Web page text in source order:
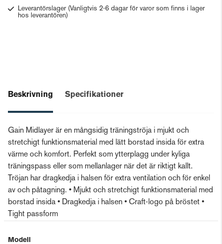
Leverantörslager (Vanligtvis 2-6 dagar för varor som finns i lager
hos leverantören)
Beskrivning Specifikationer
Gain Midlayer är en mångsidig träningströja i mjukt och
stretchigt funktionsmaterial med lätt borstad insida för extra
värme och komfort. Perfekt som ytterplagg under kyliga
träningspass eller som mellanlager när det är riktigt kallt.
Tröjan har dragkedja i halsen för extra ventilation och för enkel
av och påtagning. • Mjukt och stretchigt funktionsmaterial med
borstad insida • Dragkedja i halsen • Craft-logo på bröstet •
Tight passform
Modell